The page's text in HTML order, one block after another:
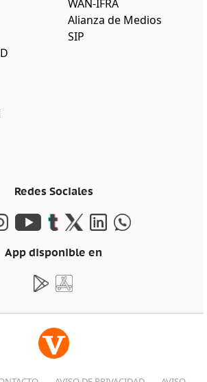
WAN-IFRA
Alianza de Medios
SIP
Redes Sociales
App disponible en